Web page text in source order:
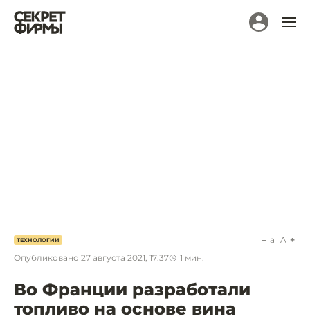
ТЕХНОЛОГИИ
Опубликовано 27 августа 2021, 17:37 1 мин.
a A
Во Франции разработали
топливо на основе вина